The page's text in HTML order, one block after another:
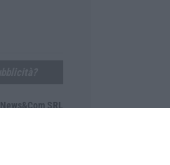
News&Com SRL